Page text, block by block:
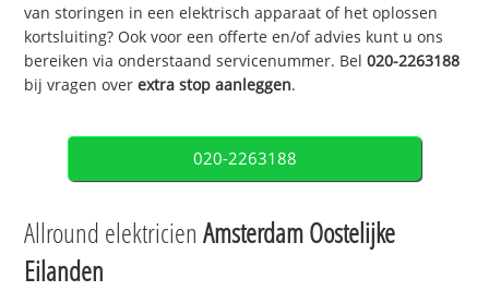
van storingen in een elektrisch apparaat of het oplossen
kortsluiting? Ook voor een offerte en/of advies kunt u ons
bereiken via onderstaand servicenummer. Bel020-2263188
bij vragen overextra stop aanleggen.
020-2263188
Allround elektricienAmsterdam Oostelijke
Eilanden